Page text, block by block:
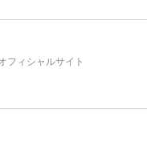
フィシャルサイト